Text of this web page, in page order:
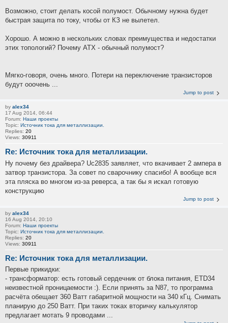
Возможно, стоит делать косой полумост. Обычному нужна будет
быстрая защита по току, чтобы от КЗ не вылетел.
Хорошо. А можно в нескольких словах преимущества и недостатки
этих топологий? Почему ATX - обычный полумост?
Мягко-говоря, очень много. Потери на переключение транзисторов
будут ооочень ...
Jump to post
by alex34
17 Aug 2014, 06:44
Forum: Наши проекты
Topic: Источник тока для металлизации.
Replies: 20
Views: 30911
Re: Источник тока для металлизации.
Ну почему без драйвера? Uc2835 заявляет, что вкачивает 2 ампера в
затвор транзистора. За совет по сварочнику спасибо! А вообще вся
эта пляска во многом из-за реверса, а так бы я искал готовую
конструкцию
Jump to post
by alex34
16 Aug 2014, 20:10
Forum: Наши проекты
Topic: Источник тока для металлизации.
Replies: 20
Views: 30911
Re: Источник тока для металлизации.
Первые прикидки:
- трансформатор: есть готовый сердечник от блока питания, ETD34
неизвестной проницаемости :). Если принять за N87, то программа
расчёта обещает 360 Ватт габаритной мощности на 340 кГц. Снимать
планирую до 250 Ватт. При таких токах вторичку калькулятор
предлагает мотать 9 проводами ...